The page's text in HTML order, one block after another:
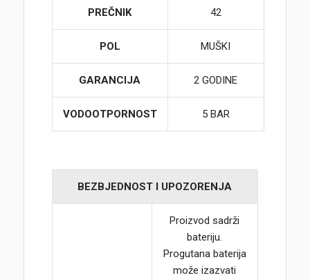
PREČNIK 42
POL MUŠKI
GARANCIJA 2 GODINE
VODOOTPORNOST 5 BAR
BEZBJEDNOST I UPOZORENJA
Proizvod sadrži
bateriju.
Progutana baterija
može izazvati